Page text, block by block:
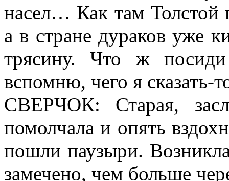
насел… Как там Толстой
а в стране дураков уже
трясину. Что ж
вспомню, чего я сказать-
СВЕРЧОК: Старая,
помолчала и опять
пошли паузыри.
замечено, чем больше